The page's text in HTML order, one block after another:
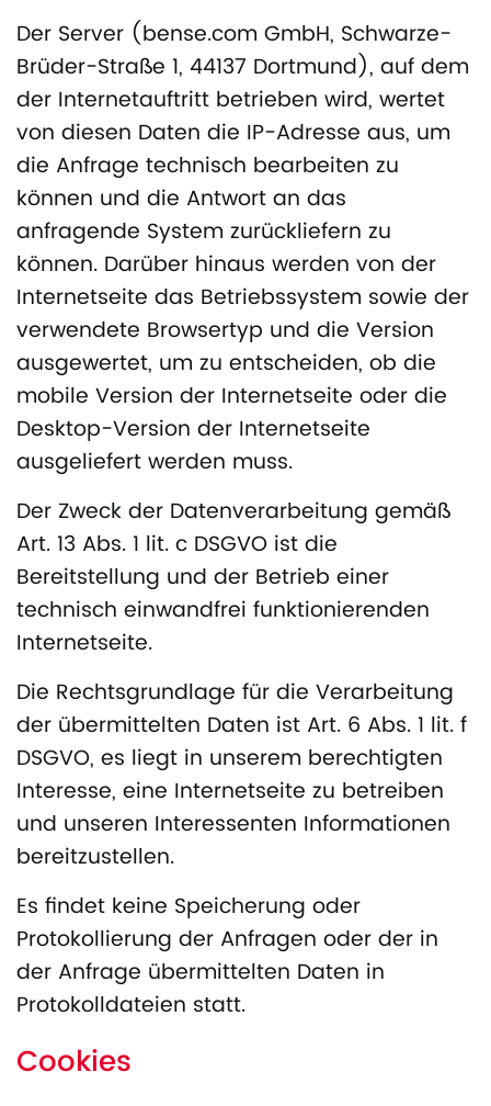
Der Server (bense.com GmbH, Schwarze-
Brüder-Straße 1, 44137 Dortmund), auf dem
der Internetauftritt betrieben wird, wertet
von diesen Daten die IP-Adresse aus, um
die Anfrage technisch bearbeiten zu
können und die Antwort an das
anfragende System zurückliefern zu
können. Darüber hinaus werden von der
Internetseite das Betriebssystem sowie der
verwendete Browsertyp und die Version
ausgewertet, um zu entscheiden, ob die
mobile Version der Internetseite oder die
Desktop-Version der Internetseite
ausgeliefert werden muss.
Der Zweck der Datenverarbeitung gemäß
Art. 13 Abs. 1 lit. c DSGVO ist die
Bereitstellung und der Betrieb einer
technisch einwandfrei funktionierenden
Internetseite.
Die Rechtsgrundlage für die Verarbeitung
der übermittelten Daten ist Art. 6 Abs. 1 lit. f
DSGVO, es liegt in unserem berechtigten
Interesse, eine Internetseite zu betreiben
und unseren Interessenten Informationen
bereitzustellen.
Es findet keine Speicherung oder
Protokollierung der Anfragen oder der in
der Anfrage übermittelten Daten in
Protokolldateien statt.
Cookies